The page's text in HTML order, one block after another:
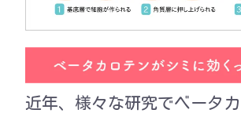
近年、様々な研究でベータ